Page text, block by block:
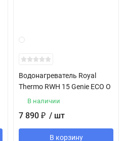
Водонагреватель Royal
Thermo RWH 15 Genie ECO O
В наличии
7 890 ₽ / шт
В корзину